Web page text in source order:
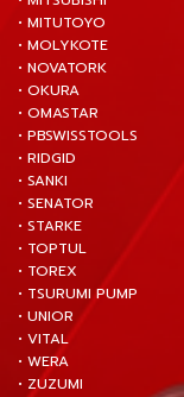
• MITUTOYO
• MOLYKOTE
• NOVATORK
• OKURA
• OMASTAR
• PBSWISSTOOLS
• RIDGID
• SANKI
• SENATOR
• STARKE
• TOPTUL
• TOREX
• TSURUMI PUMP
• UNIOR
• VITAL
• WERA
• ZUZUMI